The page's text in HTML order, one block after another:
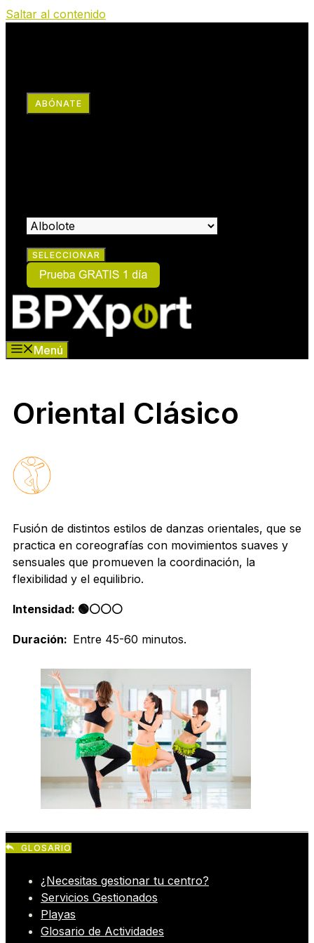
Saltar al contenido
ABÓNATE
Menú
Oriental Clásico
Fusión de distintos estilos de danzas orientales, que se
practica en coreografías con movimientos suaves y
sensuales que promueven la coordinación, la
flexibilidad y el equilibrio.
Intensidad: 🟢⚪️⚪️⚪
Duración: Entre 45-60 minutos.
GLOSARIO
¿Necesitas gestionar tu centro?
Servicios Gestionados
Playas
Glosario de Actividades